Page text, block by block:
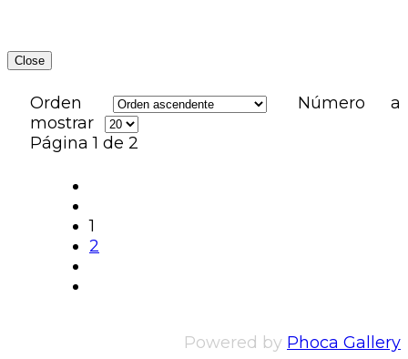
Close
Orden
Número a
mostrar
Página 1 de 2
1
2
Powered by Phoca Gallery